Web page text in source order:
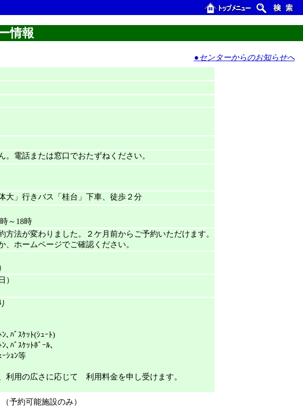
情報
●センターからのお知らせへ
。電話または窓口でおたずねください。
大」行きバス「桂台」下車、徒歩２分
～18時
法が変わりました。２ケ月前からご予約いただけます。
ホームページでご確認ください。
）
､ﾊﾞｽｹｯﾄ(ｼｭｰﾄ)
､ﾊﾞｽｹｯﾄﾎﾞｰﾙ､
ﾝ等
用の広さに応じて 利用料金を申し受けます。
予約可能施設のみ）